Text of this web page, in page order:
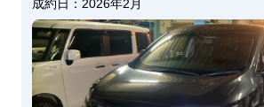
成約日： 2026年2月